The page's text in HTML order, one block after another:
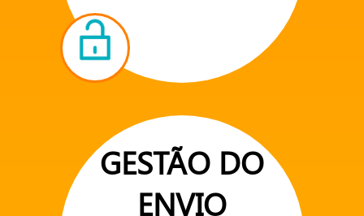
GESTÃO DO
ENVIO